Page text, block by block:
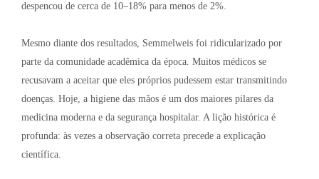
despencou de cerca de 10–18% para menos de 2%.
Mesmo diante dos resultados, Semmelweis foi ridicularizado por
parte da comunidade acadêmica da época. Muitos médicos se
recusavam a aceitar que eles próprios pudessem estar transmitindo
doenças. Hoje, a higiene das mãos é um dos maiores pilares da
medicina moderna e da segurança hospitalar. A lição histórica é
profunda: às vezes a observação correta precede a explicação
científica.